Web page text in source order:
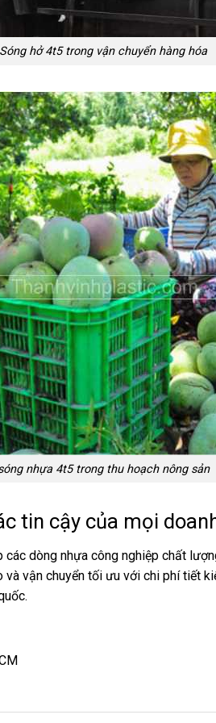
Sóng hở 4t5 trong vận chuyển hàng hóa
nhựa 4t5 trong thu hoạch nông sản
tin cậy của mọi
dòng nhựa công nghiệp chất
vận chuyển tối ưu với chi phí tiết